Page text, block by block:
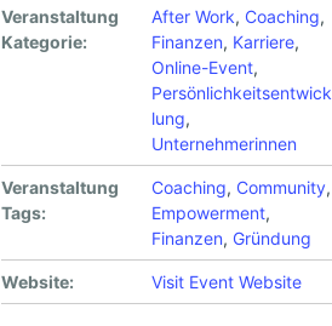
Veranstaltung
Kategorie:
After Work, Coaching,
Finanzen, Karriere,
Online-Event,
Persönlichkeitsentwick
lung,
Unternehmerinnen
Veranstaltung
Tags:
Coaching, Community,
Empowerment,
Finanzen, Gründung
Website: Visit Event Website